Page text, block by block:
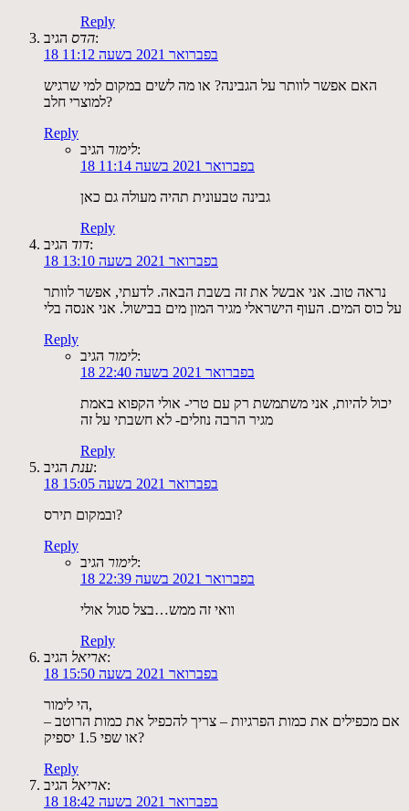
Reply
הדסהגיב:
18 בפברואר 2021 בשעה 11:12
האם אפשר לוותר על הגבינה? או מה לשים במקום למי שרגיש
למוצרי חלב?
Reply
לימורהגיב:
18 בפברואר 2021 בשעה 11:14
גבינה טבעונית תהיה מעולה גם כאן
Reply
דודהגיב:
18 בפברואר 2021 בשעה 13:10
נראה טוב. אני אבשל את זה בשבת הבאה. לדעתי, אפשר לוותר
על כוס המים. העוף הישראלי מגיר המון מים בבישול. אני אנסה בלי
Reply
לימורהגיב:
18 בפברואר 2021 בשעה 22:40
יכול להיות, אני משתמשת רק עם טרי- אולי הקפוא באמת
מגיר הרבה נוזלים- לא חשבתי על זה
Reply
ענתהגיב:
18 בפברואר 2021 בשעה 15:05
ובמקום תירס?
Reply
לימורהגיב:
18 בפברואר 2021 בשעה 22:39
וואי זה ממש…בצל סגול אולי
Reply
אריאלהגיב:
18 בפברואר 2021 בשעה 15:50
הי לימור,
אם מכפילים את כמות הפרגיות – צריך להכפיל את כמות הרוטב –
או שפי 1.5 יספיק?
Reply
אריאלהגיב:
18 בפברואר 2021 בשעה 18:42